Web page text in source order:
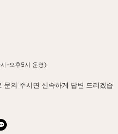
~오후5시 운영)
문의 주시면 신속하게 답변 드리겠습